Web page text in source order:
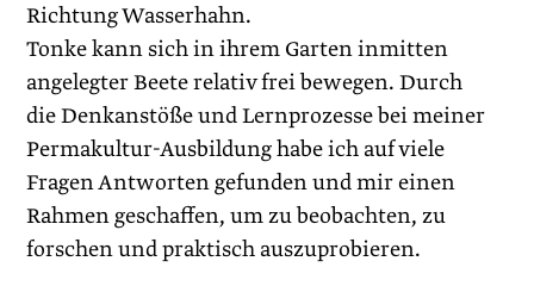
Richtung Wasserhahn.
Tonke kann sich in ihrem Garten inmitten
angelegter Beete relativ frei bewegen. Durch
die Denkanstöße und Lernprozesse bei meiner
Permakultur-Ausbildung habe ich auf viele
Fragen Antworten gefunden und mir einen
Rahmen geschaffen, um zu beobachten, zu
forschen und praktisch auszuprobieren.